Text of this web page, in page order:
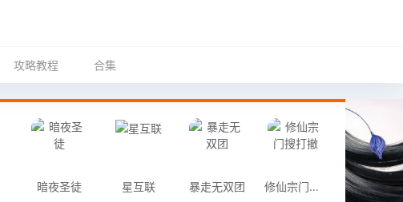
攻略教程 合集
暗夜圣徒 星互联 暴走无双团 修仙宗门搜打撤